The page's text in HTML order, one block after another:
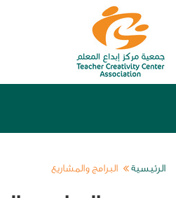
الرئيسية البرامج والمشاريع